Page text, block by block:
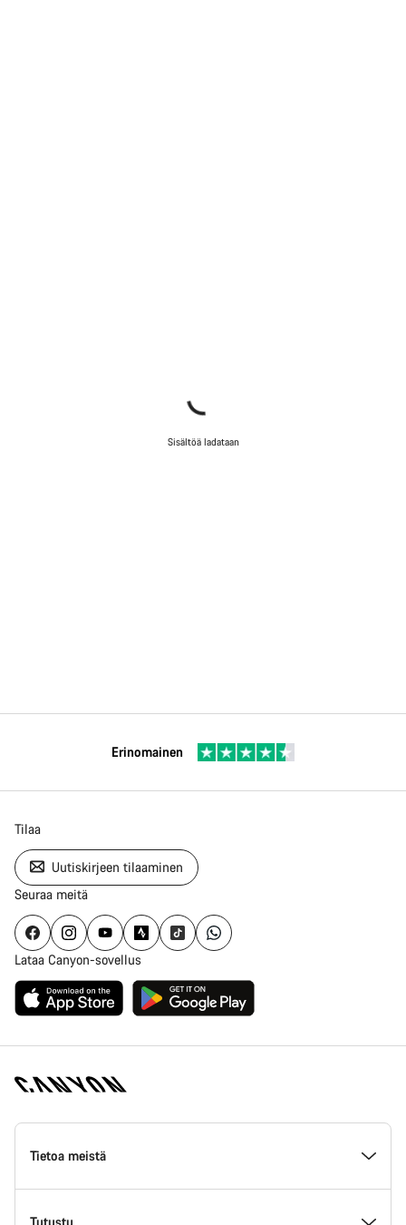
Sisältöä ladataan
Erinomainen
Tilaa
Uutiskirjeen tilaaminen
Seuraa meitä
Lataa Canyon-sovellus
Canyon
Homepage
Tietoa meistä